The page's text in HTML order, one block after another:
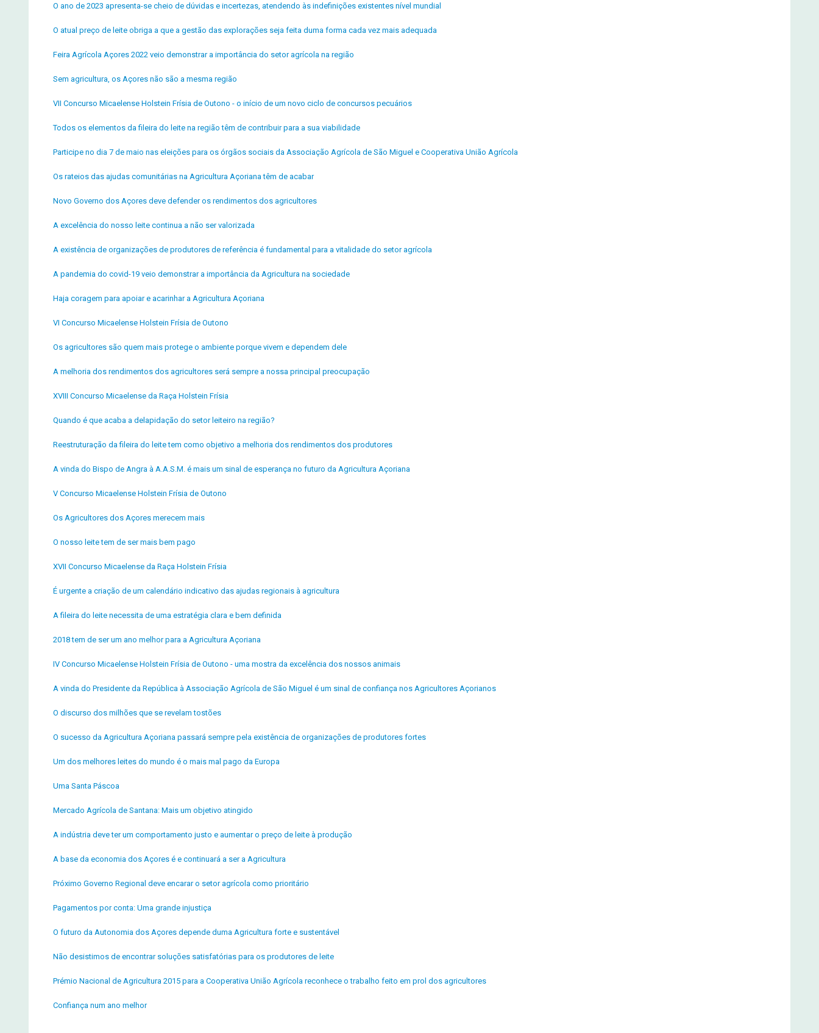
O ano de 2023 apresenta-se cheio de dúvidas e incertezas, atendendo às indefinições existentes nível mundial
O atual preço de leite obriga a que a gestão das explorações seja feita duma forma cada vez mais adequada
Feira Agrícola Açores 2022 veio demonstrar a importância do setor agrícola na região
Sem agricultura, os Açores não são a mesma região
VII Concurso Micaelense Holstein Frísia de Outono - o início de um novo ciclo de concursos pecuários
Todos os elementos da fileira do leite na região têm de contribuir para a sua viabilidade
Participe no dia 7 de maio nas eleições para os órgãos sociais da Associação Agrícola de São Miguel e Cooperativa União Agrícola
Os rateios das ajudas comunitárias na Agricultura Açoriana têm de acabar
Novo Governo dos Açores deve defender os rendimentos dos agricultores
A excelência do nosso leite continua a não ser valorizada
A existência de organizações de produtores de referência é fundamental para a vitalidade do setor agrícola
A pandemia do covid-19 veio demonstrar a importância da Agricultura na sociedade
Haja coragem para apoiar e acarinhar a Agricultura Açoriana
VI Concurso Micaelense Holstein Frísia de Outono
Os agricultores são quem mais protege o ambiente porque vivem e dependem dele
A melhoria dos rendimentos dos agricultores será sempre a nossa principal preocupação
XVIII Concurso Micaelense da Raça Holstein Frísia
Quando é que acaba a delapidação do setor leiteiro na região?
Reestruturação da fileira do leite tem como objetivo a melhoria dos rendimentos dos produtores
A vinda do Bispo de Angra à A.A.S.M. é mais um sinal de esperança no futuro da Agricultura Açoriana
V Concurso Micaelense Holstein Frísia de Outono
Os Agricultores dos Açores merecem mais
O nosso leite tem de ser mais bem pago
XVII Concurso Micaelense da Raça Holstein Frísia
É urgente a criação de um calendário indicativo das ajudas regionais à agricultura
A fileira do leite necessita de uma estratégia clara e bem definida
2018 tem de ser um ano melhor para a Agricultura Açoriana
IV Concurso Micaelense Holstein Frísia de Outono - uma mostra da excelência dos nossos animais
A vinda do Presidente da República à Associação Agrícola de São Miguel é um sinal de confiança nos Agricultores Açorianos
O discurso dos milhões que se revelam tostões
O sucesso da Agricultura Açoriana passará sempre pela existência de organizações de produtores fortes
Um dos melhores leites do mundo é o mais mal pago da Europa
Uma Santa Páscoa
Mercado Agrícola de Santana: Mais um objetivo atingido
A indústria deve ter um comportamento justo e aumentar o preço de leite à produção
A base da economia dos Açores é e continuará a ser a Agricultura
Próximo Governo Regional deve encarar o setor agrícola como prioritário
Pagamentos por conta: Uma grande injustiça
O futuro da Autonomia dos Açores depende duma Agricultura forte e sustentável
Não desistimos de encontrar soluções satisfatórias para os produtores de leite
Prémio Nacional de Agricultura 2015 para a Cooperativa União Agrícola reconhece o trabalho feito em prol dos agricultores
Confiança num ano melhor